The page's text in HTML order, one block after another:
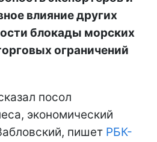
влияние других
блокады морских
ограничений
посол
экономический
пишет РБК-